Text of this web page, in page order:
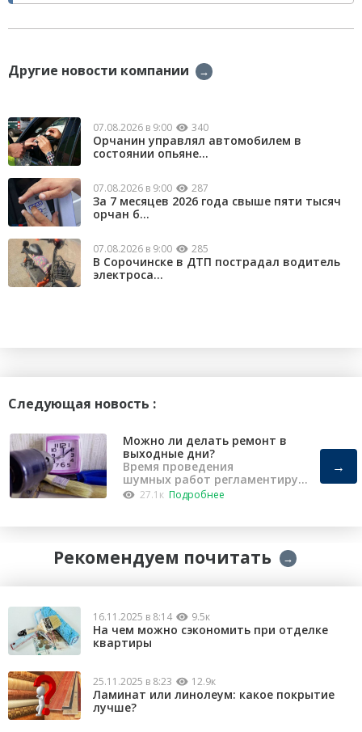
Другие новости компании →
07.08.2026 в 9:00 340
Орчанин управлял автомобилем в
состоянии опьяне...
07.08.2026 в 9:00 287
За 7 месяцев 2026 года свыше пяти тысяч
орчан б...
07.08.2026 в 9:00 285
В Сорочинске в ДТП пострадал водитель
электроса...
Следующая новость :
Можно ли делать ремонт в
выходные дни?
Время проведения
шумных работ регламентирует
«Закон о тишине».
27.1к Подробнее
→
Рекомендуем почитать →
16.11.2025 в 8:14 9.5к
На чем можно сэкономить при отделке
квартиры
25.11.2025 в 8:23 12.9к
Ламинат или линолеум: какое покрытие
лучше?